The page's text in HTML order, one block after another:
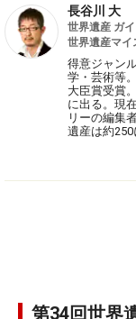
長谷川 大
世界遺産 ガ
世界遺産マイ
得意ジャン
学・芸術等
大臣賞受賞
に出る。現
リーの編集
遺産は約250
第34回世界